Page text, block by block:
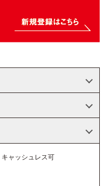
キャッシュレス可